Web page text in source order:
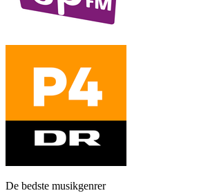
De bedste musikgenrer